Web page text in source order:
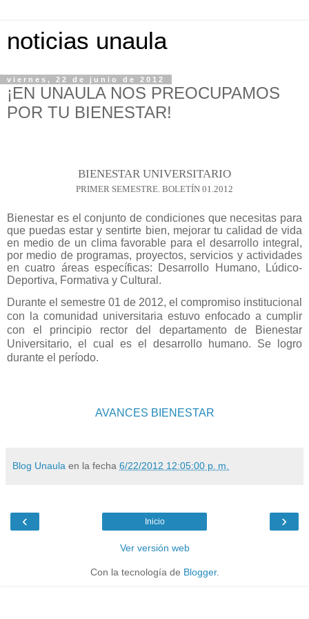
noticias unaula
viernes, 22 de junio de 2012
¡EN UNAULA NOS PREOCUPAMOS
POR TU BIENESTAR!
BIENESTAR UNIVERSITARIO
PRIMER SEMESTRE. BOLETÍN 01.2012
Bienestar es el conjunto de condiciones que necesitas para
que puedas estar y sentirte bien, mejorar tu calidad de vida
en medio de un clima favorable para el desarrollo integral,
por medio de programas, proyectos, servicios y actividades
en cuatro áreas específicas: Desarrollo Humano, Lúdico-
Deportiva, Formativa y Cultural.
Durante el semestre 01 de 2012, el compromiso institucional
con la comunidad universitaria estuvo enfocado a cumplir
con el principio rector del departamento de Bienestar
Universitario, el cual es el desarrollo humano. Se logro
durante el período.
AVANCES BIENESTAR
Blog Unaula en la fecha 6/22/2012 12:05:00 p. m.
‹ ›
Inicio
Ver versión web
Con la tecnología de Blogger.